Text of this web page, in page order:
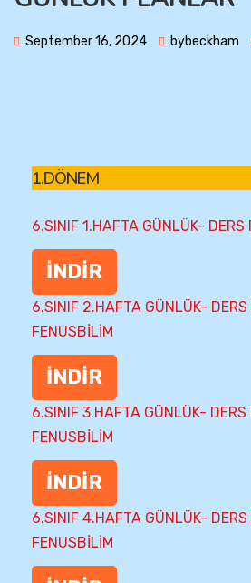
September 16, 2024 bybeckham
1.DÖNEM
6.SINIF 1.HAFTA GÜNLÜK- DERS
İNDİR
6.SINIF 2.HAFTA GÜNLÜK- DERS
FENUSBİLİM
İNDİR
6.SINIF 3.HAFTA GÜNLÜK- DERS
FENUSBİLİM
İNDİR
6.SINIF 4.HAFTA GÜNLÜK- DERS
FENUSBİLİM